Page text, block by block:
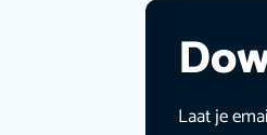
Laat je